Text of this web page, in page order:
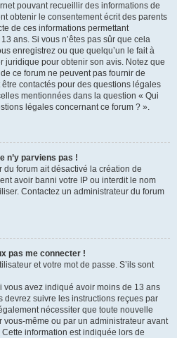
pouvant recueillir des informations de
obtenir le consentement écrit des parents
de ces informations permettant
ans. Si vous n’êtes pas sûr que cela
enregistrez ou que quelqu’un le fait à
juridique pour obtenir son avis. Notez que
ce forum ne peuvent pas fournir de
contactés pour des questions légales
mentionnées dans la question « Qui
légales concernant ce forum ? ».
n’y parviens pas !
du forum ait désactivé la création de
avoir banni votre IP ou interdit le nom
Contactez un administrateur du forum
pas me connecter !
et votre mot de passe. S’ils sont
vous avez indiqué avoir moins de 13 ans
devrez suivre les instructions reçues par
nécessiter que toute nouvelle
même ou par un administrateur avant
information est indiquée lors de